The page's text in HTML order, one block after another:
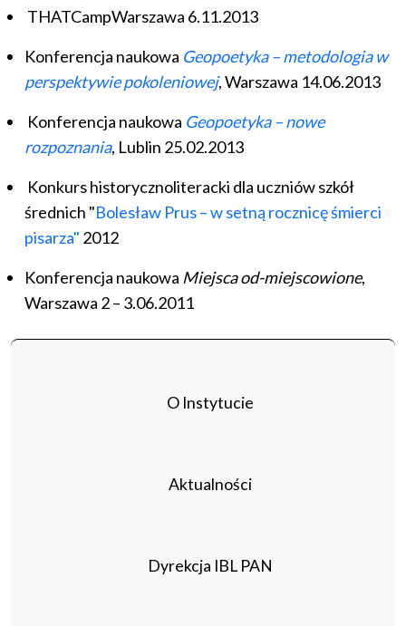
O Instytucie
Aktualności
Dyrekcja IBL PAN
THATCampWarszawa 6.11.2013
Konferencja naukowa Geopoetyka – metodologia w
perspektywie pokoleniowej, Warszawa 14.06.2013
Konferencja naukowa Geopoetyka – nowe
rozpoznania, Lublin 25.02.2013
Konkurs historycznoliteracki dla uczniów szkół
średnich "Bolesław Prus – w setną rocznicę śmierci
pisarza" 2012
Konferencja naukowa Miejsca od-miejscowione,
Warszawa 2 – 3.06.2011